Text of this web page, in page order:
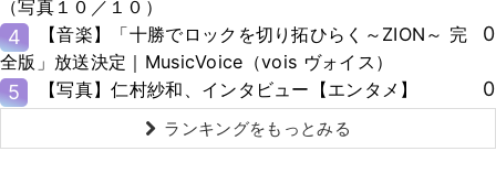
（写真１０／１０）
4
【音楽】「十勝でロックを切り拓ひらく～ZION～ 完
全版」放送決定｜MusicVoice（vois ヴォイス）
0
5 【写真】仁村紗和、インタビュー【エンタメ】 0
ランキングをもっとみる